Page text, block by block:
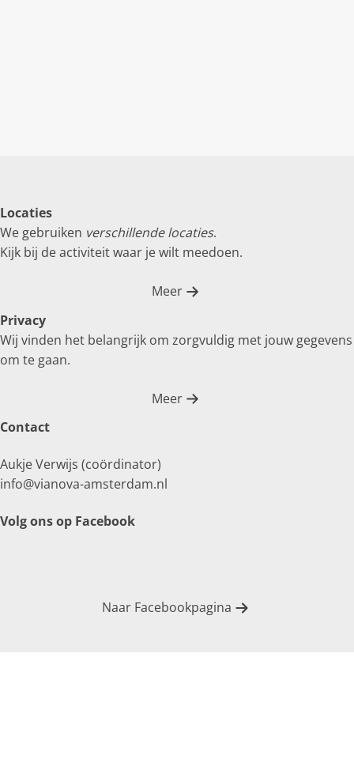
Locaties
We gebruiken verschillende locaties.
Kijk bij de activiteit waar je wilt meedoen.
Meer
Privacy
Wij vinden het belangrijk om zorgvuldig met jouw gegevens
om te gaan.
Meer
Contact
Aukje Verwijs (coördinator)
info@vianova-amsterdam.nl
Volg ons op Facebook
Naar Facebookpagina